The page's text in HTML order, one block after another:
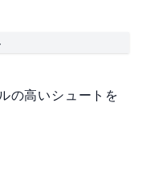
の高いシュートを